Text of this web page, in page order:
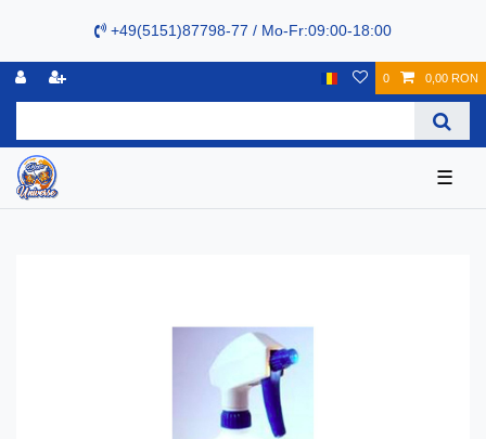
+49(5151)87798-77 / Mo-Fr:09:00-18:00
0 0,00 RON
☰